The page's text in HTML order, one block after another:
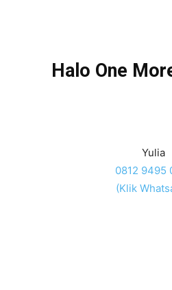
Halo One
Yulia
0812 9495
(Klik